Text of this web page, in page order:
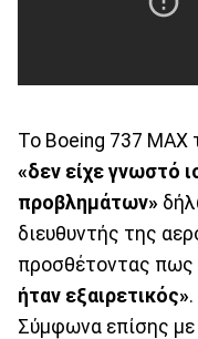
Το Boeing 737 MAX
«δεν είχε γνωστό
προβλημάτων»
διευθυντής της
προσθέτοντας πως
ήταν εξαιρετικός».
Σύμφωνα επίσης με